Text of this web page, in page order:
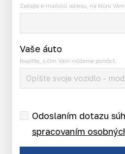
Zadajte e-mailovú adresu, na ktorú
Vaše áuto
Napíšte, s čím Vám môžeme pomôcť.
Odoslaním dotazu
spracovaním